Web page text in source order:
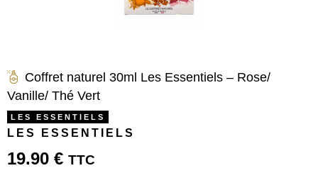
Coffret naturel 30ml Les Essentiels – Rose/
Vanille/ Thé Vert
LES ESSENTIELS
LES ESSENTIELS
19.90 € TTC